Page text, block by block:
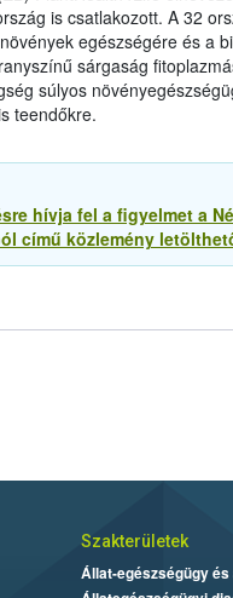
is csatlakozott. A 32
egészségére és a
sárgaság
súlyos
teendőkre.
hívja fel a figyelmet a
című közlemény
Szakterületek
Állat-egészségügy